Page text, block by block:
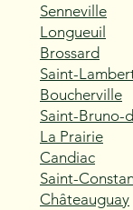
Senneville
Longueuil
Brossard
Saint-
Boucherville
Saint-Bruno-
La Prairie
Candiac
Saint-
Châteauguay